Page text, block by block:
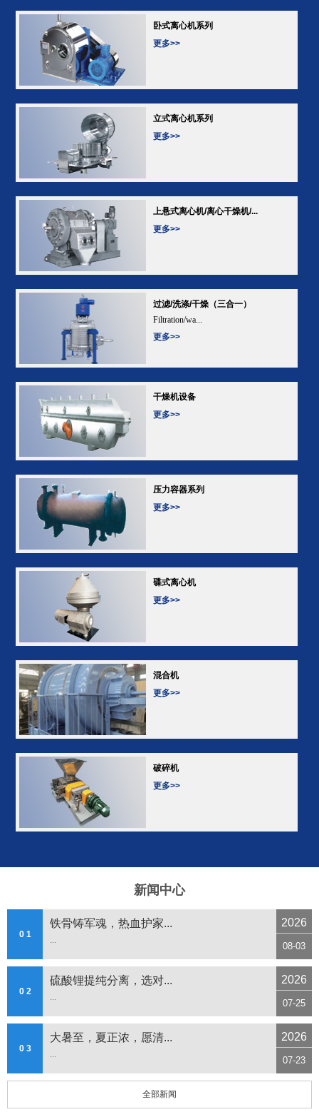
卧式离心机系列
更多>>
立式离心机系列
更多>>
上悬式离心机/离心干燥机/...
更多>>
过滤/洗涤/干燥（三合一）
Filtration/wa...
更多>>
干燥机设备
更多>>
压力容器系列
更多>>
碟式离心机
更多>>
混合机
更多>>
破碎机
更多>>
新闻中心
0 1
铁骨铸军魂，热血护家...
...
2026
08-03
0 2
硫酸锂提纯分离，选对...
...
2026
07-25
0 3
大暑至，夏正浓，愿清...
...
2026
07-23
全部新闻